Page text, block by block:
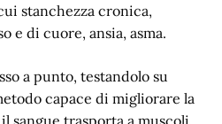
stanchezza cronica,
e di cuore, ansia, asma.
a punto, testandolo su
capace di migliorare la